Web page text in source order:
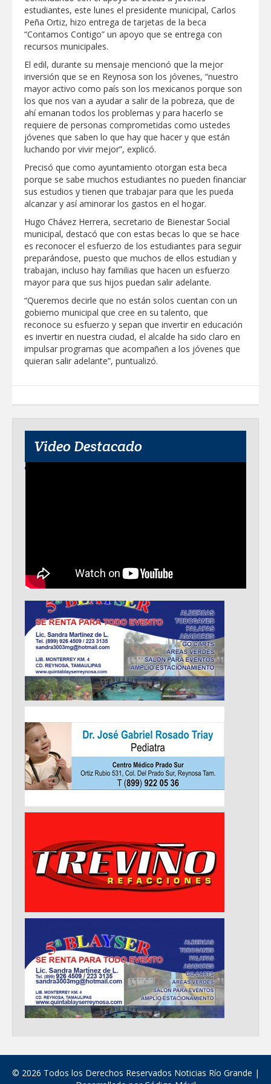
GOBIERNO MUNICIPAL ACERCA
SERVICIOS Y APOYOS A FAMILIAS CON
“PRESIDENCIA CERQUITA DE TI”
Impulsa STPS ferias del empleo para
jóvenes en tres regiones de Tamaulipas
Felicitó Carlos Peña Ortiz a más de 390
egresados de la Universidad Tecnológica
de Tamaulipas Norte
GOBIERNO DE CARMEN LILIA
CANTUROSAS INVIERTE EN
INFRAESTRUCTURA HÍDRICA PARA
GARANTIZAR UN MEJOR SERVICIO DE
AGUA POTABLE
Facilita DIF Tamaulipas trámite de
credencial y placas de circulación para
personas con discapacidad
CARMEN LILIA CANTUROSAS
CONSOLIDA A NUEVO LAREDO COMO
REFERENTE DE ENERGÍA LIMPIA EN
TAMAULIPAS
Destacó Alcalde Carlos Peña Ortiz
respuesta inmediata de servicios
municipales ante tormenta
La UAT, Gobierno del Estado y
ganaderos consolidan proyecto “Carne
Tam
CAMPAÑA DE TAMIZAJE AUDITIVO
CLÍNICA UNE NUEVA ERA
"Mamá Luchona", acompañado por la
Senadora Maki Esther Ortiz Domínguez
estudiantes, este lunes el presidente municipal, Carlos
Peña Ortiz, hizo entrega de tarjetas de la beca
“Contamos Contigo” un apoyo que se entrega con
recursos municipales.
El edil, durante su mensaje mencionó que la mejor
inversión que se en Reynosa son los jóvenes, “nuestro
mayor activo como país son los mexicanos porque son
los que nos van a ayudar a salir de la pobreza, que de
ahí emanan todos los problemas y para hacerlo se
requiere de personas comprometidas como ustedes
jóvenes que saben lo que hay que hacer y que están
luchando por vivir mejor”, explicó.
Precisó que como ayuntamiento otorgan esta beca
porque se sabe muchos estudiantes no pueden financiar
sus estudios y tienen que trabajar para que les pueda
alcanzar y así aminorar los gastos en el hogar.
Hugo Chávez Herrera, secretario de Bienestar Social
municipal, destacó que con estas becas lo que se hace
es reconocer el esfuerzo de los estudiantes para seguir
preparándose, puesto que muchos de ellos estudian y
trabajan, incluso hay familias que hacen un esfuerzo
mayor para que sus hijos puedan salir adelante.
“Queremos decirle que no están solos cuentan con un
gobierno municipal que cree en su talento, que
reconoce su esfuerzo y sepan que invertir en educación
es invertir en nuestra ciudad, el alcalde ha sido claro en
impulsar programas que acompañen a los jóvenes que
quieran salir adelante”, puntualizó.
Video Destacado
© 2026 Todos los Derechos Reservados Noticias Río Grande |